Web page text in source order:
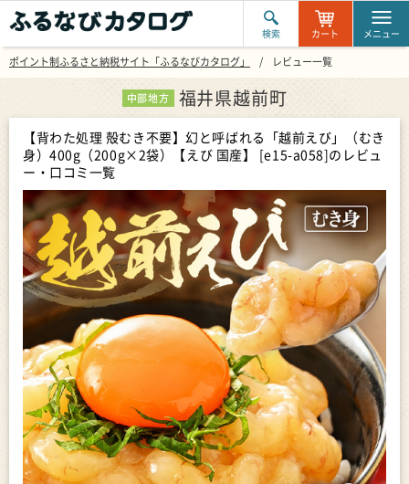
検索 カート メニュー
ポイント制ふるさと納税サイト「ふるなびカタログ」 レビュー一覧
中部地方 福井県越前町
【背わた処理 殻むき不要】幻と呼ばれる「越前えび」（むき
身）400g（200g×2袋）【えび 国産】 [e15-a058]のレビュ
ー・口コミ一覧